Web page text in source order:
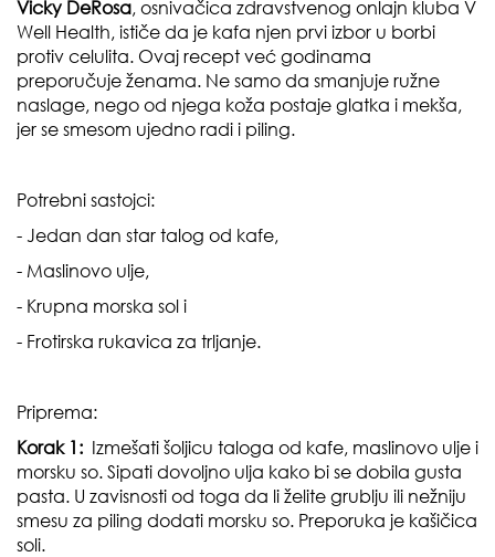
Vicky DeRosa, osnivačica zdravstvenog onlajn kluba V
Well Health, ističe da je kafa njen prvi izbor u borbi
protiv celulita. Ovaj recept već godinama
preporučuje ženama. Ne samo da smanjuje ružne
naslage, nego od njega koža postaje glatka i mekša,
jer se smesom ujedno radi i piling.
Potrebni sastojci:
- Jedan dan star talog od kafe,
- Maslinovo ulje,
- Krupna morska sol i
- Frotirska rukavica za trljanje.
Priprema:
Korak 1: Izmešati šoljicu taloga od kafe, maslinovo ulje i
morsku so. Sipati dovoljno ulja kako bi se dobila gusta
pasta. U zavisnosti od toga da li želite grublju ili nežniju
smesu za piling dodati morsku so. Preporuka je kašičica
soli.